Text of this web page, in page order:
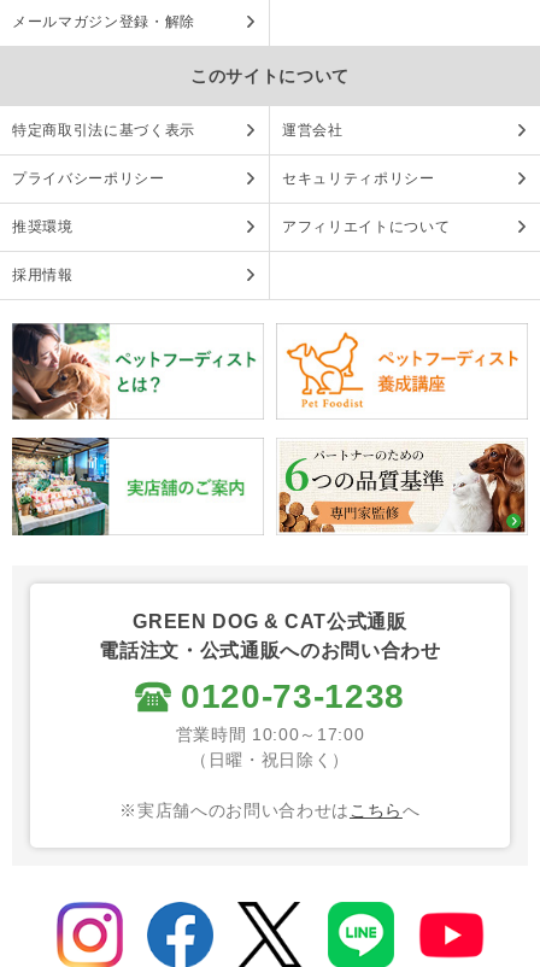
メールマガジン登録・解除
このサイトについて
特定商取引法に基づく表示 運営会社
プライバシーポリシー セキュリティポリシー
推奨環境 アフィリエイトについて
採用情報
GREEN DOG & CAT公式通販
電話注文・公式通販へのお問い合わせ
0120-73-1238
営業時間 10:00～17:00
（日曜・祝日除く）
※実店舗へのお問い合わせは こちらへ